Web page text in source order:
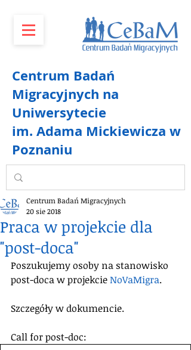
Centrum Badań
Migracyjnych na
Uniwersytecie
im. Adama Mickiewicza w
Poznaniu
Praca w projekcie dla
"post-doca"
Centrum Badań Migracyjnych
20 sie 2018
Poszukujemy osoby na stanowisko
post-doca w projekcie NoVaMigra.
Szczegóły w dokumencie.
Call for post-doc: